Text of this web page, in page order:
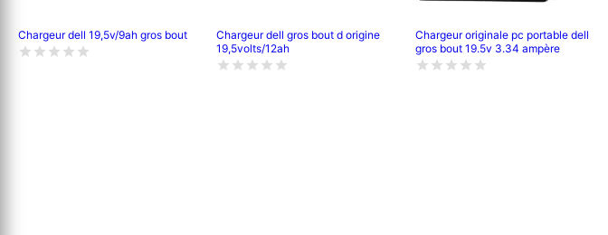
Chargeur dell 19,5v/9ah gros bout
Chargeur dell gros bout d origine
19,5volts/12ah
Chargeur originale pc portable dell
gros bout 19.5v 3.34 ampère